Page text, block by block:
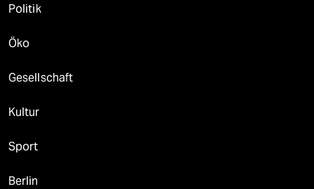
Politik
Öko
Gesellschaft
Kultur
Sport
Berlin